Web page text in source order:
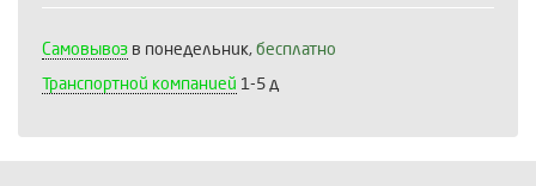
Самовывоз в понедельник, бесплатно
Транспортной компанией 1-5 д